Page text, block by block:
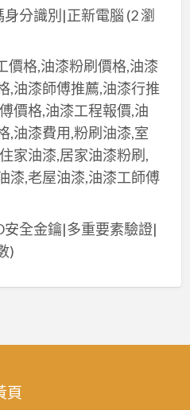
分識別|正新電腦 (2 瀏
價格,油漆粉刷價格,油漆
,油漆師傅推薦,油漆行推
價格,油漆工程報價,油
,油漆費用,粉刷油漆,室
家油漆,居家油漆粉刷,
漆,老屋油漆,油漆工師傅
全金鑰|多重要素驗證|
)
頁